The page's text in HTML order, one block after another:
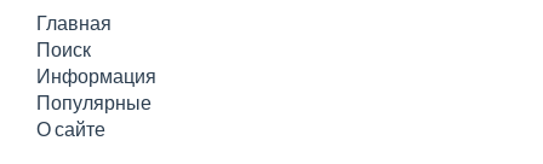
Главная
Поиск
Информация
Популярные
О сайте